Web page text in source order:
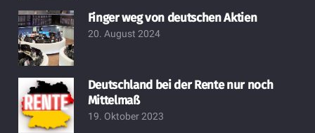
Finger weg von deutschen Aktien
20. August 2024
Deutschland bei der Rente nur noch
Mittelmaß
19. Oktober 2023